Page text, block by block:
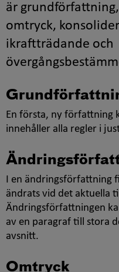
är
omtryck,
ikraftträdande och
En första, ny författning
innehåller alla regler i
I en ändringsförfattning
ändrats vid det aktuella
Ändringsförfattningen
av en paragraf till stora
avsnitt.
Omtryck